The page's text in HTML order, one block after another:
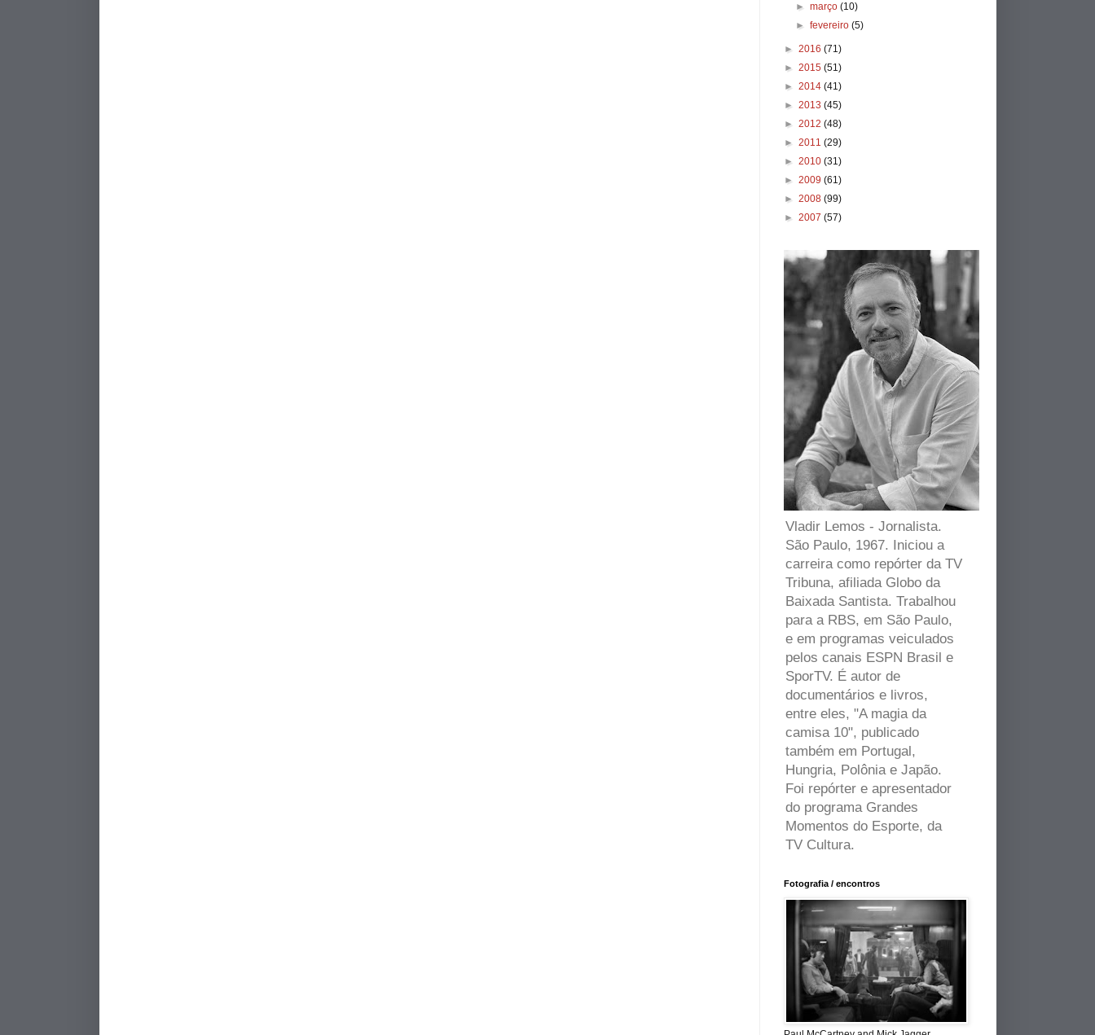
► março (10)
► fevereiro (5)
► 2016 (71)
► 2015 (51)
► 2014 (41)
► 2013 (45)
► 2012 (48)
► 2011 (29)
► 2010 (31)
► 2009 (61)
► 2008 (99)
► 2007 (57)
Vladir Lemos - Jornalista.
São Paulo, 1967. Iniciou a
carreira como repórter da TV
Tribuna, afiliada Globo da
Baixada Santista. Trabalhou
para a RBS, em São Paulo,
e em programas veiculados
pelos canais ESPN Brasil e
SporTV. É autor de
documentários e livros,
entre eles, "A magia da
camisa 10", publicado
também em Portugal,
Hungria, Polônia e Japão.
Foi repórter e apresentador
do programa Grandes
Momentos do Esporte, da
TV Cultura.
Fotografia / encontros